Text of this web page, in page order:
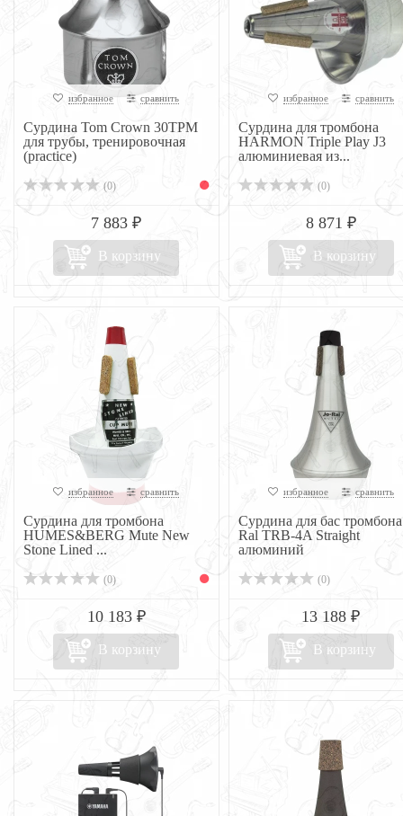
избранное сравнить
Сурдина Tom Crown 30TPM
для трубы, тренировочная
(practice)
(0)
7 883 ₽
В корзину
избранное сравнить
Сурдина для тромбона
HARMON Triple Play J3
алюминиевая из...
(0)
8 871 ₽
В корзину
избранное сравнить
Сурдина для тромбона
HUMES&BERG Mute New
Stone Lined ...
(0)
10 183 ₽
В корзину
избранное сравнить
Сурдина для бас
Ral TRB-4A Straight
алюминий
(0)
13 188 ₽
В корзину